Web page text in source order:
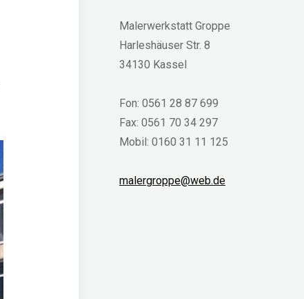
Maler­werk­statt Groppe
Harle­shäu­ser Str. 8
34130 Kassel
Fon: 0561 28 87 699
Fax: 0561 70 34 297
Mobil: 0160 31 11 125
malergroppe@web.de